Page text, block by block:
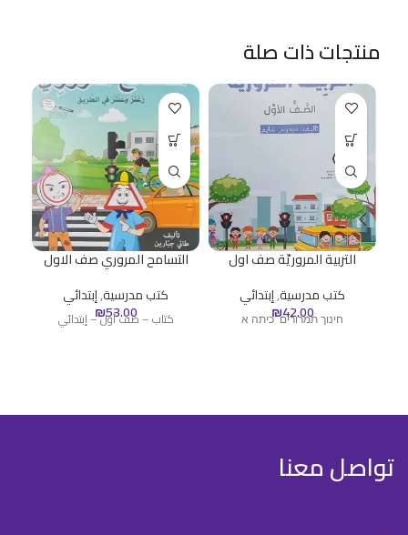
منتجات ذات صلة
التربية المروريّة صف اول
كتب مدرسية,إبتدائي
₪42.00
חינוך תמרורים כיתה א
التسامح المروري صف الاول
كتب مدرسية,إبتدائي
₪53.00
كتاب – صف أول – إبتدائي
تواصل معنا